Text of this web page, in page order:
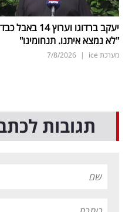
יעקב ברדוגו וערוץ 14 באבל
"לא נמצא איתנו. תנחומינו"
מערכת ice |
7/8/2026
תגובות